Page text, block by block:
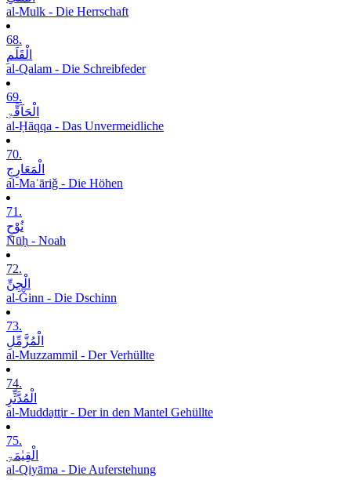
al-Mulk - Die Herrschaft
68.
الْقَلَمِ
al-Qalam - Die Schreibfeder
69.
الْحَآقَّۃِ
al-Ḥāqqa - Das Unvermeidliche
70.
الْمَعَارِجِ
al-Maʿāriǧ - Die Höhen
71.
نُوْحٍ
Nūḥ - Noah
72.
الْجِنِّ
al-Ǧinn - Die Dschinn
73.
الْمُزَّمِّلِ
al-Muzzammil - Der Verhüllte
74.
الْمُدَّثِّرِ
al-Muddaṯṯir - Der in den Mantel Gehüllte
75.
الْقِیٰمَۃِ
al-Qiyāma - Die Auferstehung